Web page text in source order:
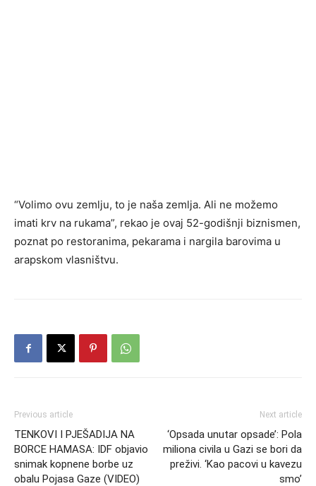
“Volimo ovu zemlju, to je naša zemlja. Ali ne možemo
imati krv na rukama”, rekao je ovaj 52-godišnji biznismen,
poznat po restoranima, pekarama i nargila barovima u
arapskom vlasništvu.
Previous article
TENKOVI I PJEŠADIJA NA
BORCE HAMASA: IDF objavio
snimak kopnene borbe uz
obalu Pojasa Gaze (VIDEO)
Next article
‘Opsada unutar opsade’: Pola
miliona civila u Gazi se bori da
preživi. ‘Kao pacovi u kavezu
smo’